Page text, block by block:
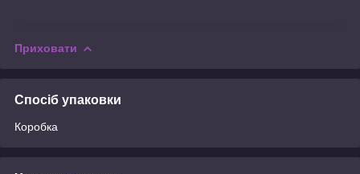
Приховати
Спосіб упаковки
Коробка